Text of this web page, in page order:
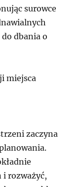
surowce
dbania o
miejsca
zaczyna
i rozważyć,